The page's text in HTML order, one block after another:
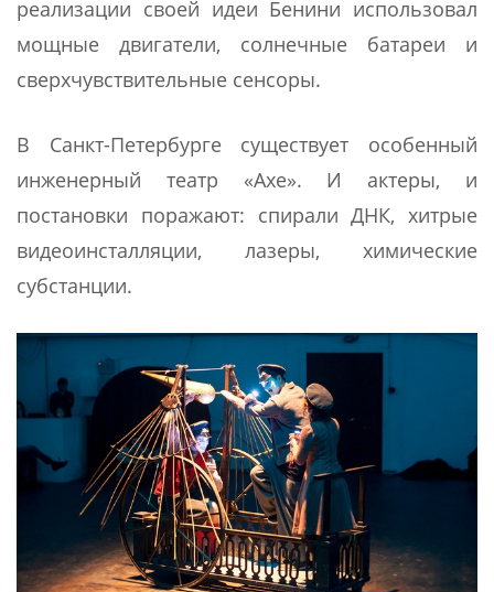
реализации своей идеи Бенини использовал
мощные двигатели, солнечные батареи и
сверхчувствительные сенсоры.
В Санкт-Петербурге существует особенный
инженерный театр «Ахе». И актеры, и
постановки поражают: спирали ДНК, хитрые
видеоинсталляции, лазеры, химические
субстанции.